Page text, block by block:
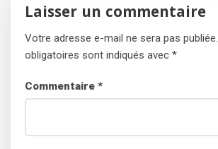
Laisser un commentaire
Votre adresse e-mail ne sera pas publiée.
obligatoires sont indiqués avec *
Commentaire *